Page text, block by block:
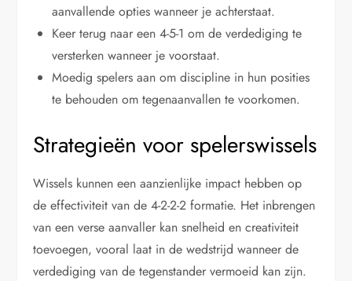
aanvallende opties wanneer je achterstaat.
Keer terug naar een 4-5-1 om de verdediging te
versterken wanneer je voorstaat.
Moedig spelers aan om discipline in hun posities
te behouden om tegenaanvallen te voorkomen.
Strategieën voor spelerswissels
Wissels kunnen een aanzienlijke impact hebben op
de effectiviteit van de 4-2-2-2 formatie. Het inbrengen
van een verse aanvaller kan snelheid en creativiteit
toevoegen, vooral laat in de wedstrijd wanneer de
verdediging van de tegenstander vermoeid kan zijn.